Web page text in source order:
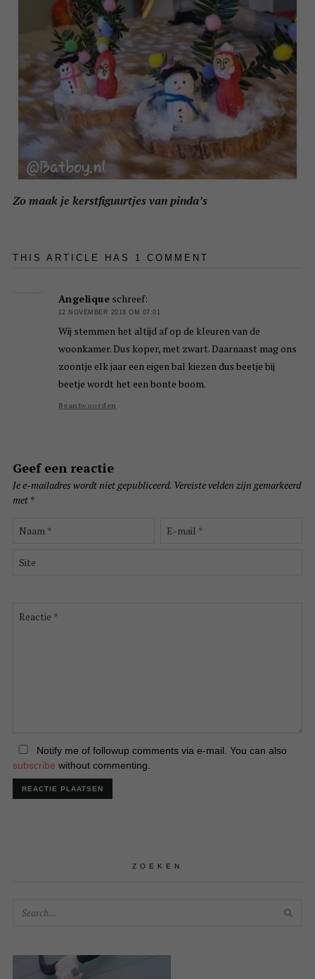
Zo maak je kerstfiguurtjes van pinda’s
THIS ARTICLE HAS 1 COMMENT
Angelique schreef:
12 NOVEMBER 2018 OM 07:01
Wij stemmen het altijd af op de kleuren van de
woonkamer. Dus koper, met zwart. Daarnaast mag ons
zoontje elk jaar een eigen bal kiezen dus beetje bij
beetje wordt het een bonte boom.
Beantwoorden
Geef een reactie
Je e-mailadres wordt niet gepubliceerd. Vereiste velden zijn gemarkeerd
met *
Notify me of followup comments via e-mail. You can also
subscribe without commenting.
ZOEKEN